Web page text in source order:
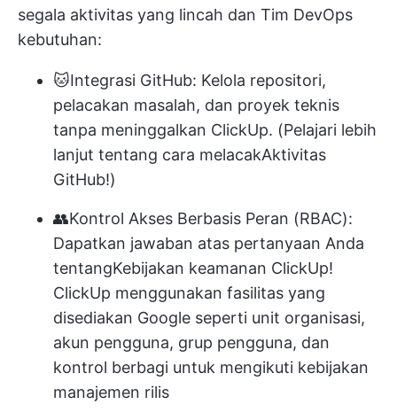
segala aktivitas yang lincah dan Tim DevOps
kebutuhan:
🐱Integrasi GitHub: Kelola repositori,
pelacakan masalah, dan proyek teknis
tanpa meninggalkan ClickUp. (Pelajari lebih
lanjut tentang cara melacakAktivitas
GitHub!)
👥Kontrol Akses Berbasis Peran (RBAC):
Dapatkan jawaban atas pertanyaan Anda
tentangKebijakan keamanan ClickUp!
ClickUp menggunakan fasilitas yang
disediakan Google seperti unit organisasi,
akun pengguna, grup pengguna, dan
kontrol berbagi untuk mengikuti kebijakan
manajemen rilis